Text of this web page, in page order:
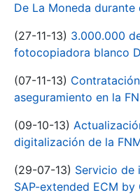
De La Moneda durante
(27-11-13) 3.000.000
fotocopiadora blanco
(07-11-13)
aseguramiento en la
(09-10-13)
digitalización de la
(29-07-13) Servicio de
SAP-extended ECM by